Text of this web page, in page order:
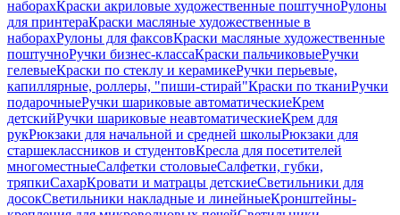
наборахКраски акриловые художественные поштучноРулоны
для принтераКраски масляные художественные в
наборахРулоны для факсовКраски масляные художественные
поштучноРучки бизнес-классаКраски пальчиковыеРучки
гелевыеКраски по стеклу и керамикеРучки перьевые,
капиллярные, роллеры, "пиши-стирай"Краски по тканиРучки
подарочныеРучки шариковые автоматическиеКрем
детскийРучки шариковые неавтоматическиеКрем для
рукРюкзаки для начальной и средней школыРюкзаки для
старшеклассников и студентовКресла для посетителей
многоместныеСалфетки столовыеСалфетки, губки,
тряпкиСахарКровати и матрацы детскиеСветильники для
досокСветильники накладные и линейныеКронштейны-